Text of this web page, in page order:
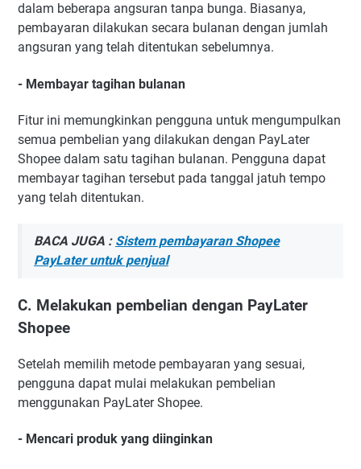
dalam beberapa angsuran tanpa bunga. Biasanya,
pembayaran dilakukan secara bulanan dengan jumlah
angsuran yang telah ditentukan sebelumnya.
- Membayar tagihan bulanan
Fitur ini memungkinkan pengguna untuk mengumpulkan
semua pembelian yang dilakukan dengan PayLater
Shopee dalam satu tagihan bulanan. Pengguna dapat
membayar tagihan tersebut pada tanggal jatuh tempo
yang telah ditentukan.
BACA JUGA : Sistem pembayaran Shopee
PayLater untuk penjual
C. Melakukan pembelian dengan PayLater
Shopee
Setelah memilih metode pembayaran yang sesuai,
pengguna dapat mulai melakukan pembelian
menggunakan PayLater Shopee.
- Mencari produk yang diinginkan